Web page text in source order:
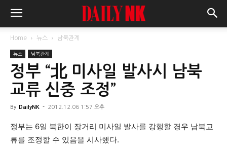
Home 뉴스 남북관계
뉴스 남북관계
정부 “北 미사일 발사시 남북
교류 신중 조정”
By DailyNK - 2012.12.06 1:57 오후
정부는 6일 북한이 장거리 미사일 발사를 강행할 경우 남북교
류를 조정할 수 있음을 시사했다.